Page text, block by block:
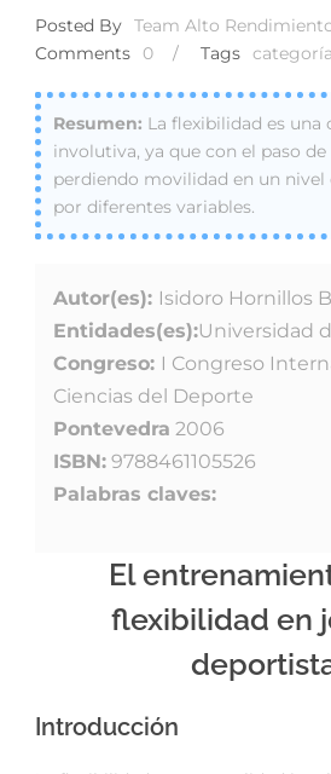
Posted By Team Alto
Comments
0 / Tags categoría
La flexibilidad es una
involutiva, ya que con el paso de
perdiendo movilidad en un nivel
por diferentes variables.
Autor(es): Isidoro Hornillos
Entidades(es):Universidad
Congreso: I Congreso
Ciencias del Deporte
Pontevedra 2006
ISBN: 9788461105526
Palabras claves:
El
flexibilidad en
Introducción